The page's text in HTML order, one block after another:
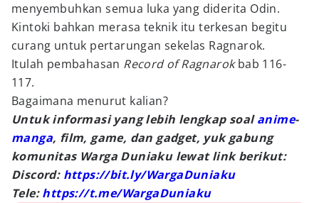
menyembuhkan semua luka yang diderita Odin.
Kintoki bahkan merasa teknik itu terkesan begitu
curang untuk pertarungan sekelas Ragnarok.
Itulah pembahasan Record of Ragnarokbab 116-
117.
Bagaimana menurut kalian?
Untuk informasi yang lebih lengkap soalanime-
manga, film, game, dan gadget, yuk gabung
komunitas Warga Duniaku lewat link berikut:
Discord: https://bit.ly/WargaDuniaku
Tele:https://t.me/WargaDuniaku